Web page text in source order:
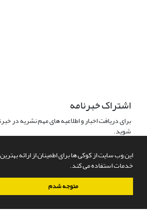
این وب سایت از کوکی ها برای اطمینان از ارائه بهترین
خدمات استفاده می کند.
متوجه شدم
اشتراک خبرنامه
برای دریافت اخبار و اطلاعیه های مهم نشریه در
شوید.
سامانه مدیریت نشریات علمی.طراحی و پیاده